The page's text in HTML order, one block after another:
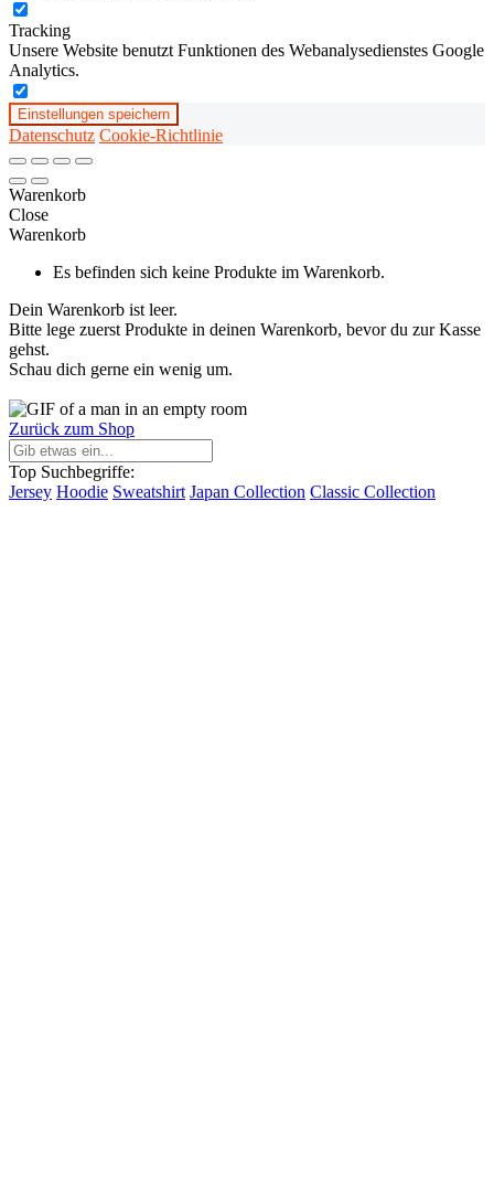
Tracking
Unsere Website benutzt Funktionen des Webanalysedienstes Google
Analytics.
Einstellungen speichern
Datenschutz Cookie-Richtlinie
Warenkorb
Close
Warenkorb
Es befinden sich keine Produkte im Warenkorb.
Dein Warenkorb ist leer.
Bitte lege zuerst Produkte in deinen Warenkorb, bevor du zur Kasse
gehst.
Schau dich gerne ein wenig um.
Zurück zum Shop
Top Suchbegriffe:
Jersey Hoodie Sweatshirt Japan Collection Classic Collection